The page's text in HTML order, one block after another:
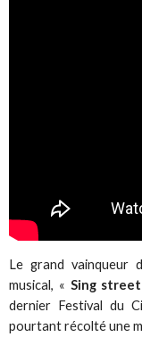
Le grand
musical, « Sing
dernier Festival du
pourtant récolté une